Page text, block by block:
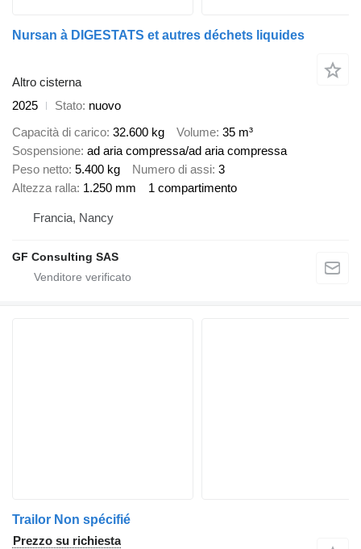
Nursan à DIGESTATS et autres déchets liquides
Altro cisterna
2025
Stato nuovo
Capacità di carico 32.600 kg Volume 35 m³
Sospensione ad aria compressa/ad aria compressa
Peso netto 5.400 kg Numero di assi 3
Altezza ralla 1.250 mm 1 compartimento
Francia, Nancy
GF Consulting SAS
Trailor Non spécifié
Prezzo su richiesta